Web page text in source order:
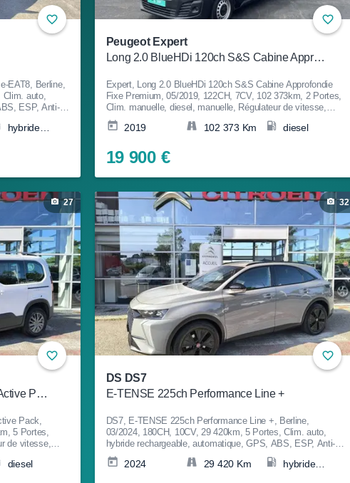
EAT8, Berline,
Clim. auto,
ESP, Anti-
Garantie 12
hybride
Peugeot Expert
Long 2.0 BlueHDi 120ch S&S Cabine Approfondie Fixe Premium
Expert, Long 2.0 BlueHDi 120ch S&S Cabine Approfondie
Fixe Premium, 05/2019, 122CH, 7CV, 102 373km, 2 Portes,
Clim. manuelle, diesel, manuelle, Régulateur de vitesse,
ABS, ESP, Anti-patinage, Fermeture centralisée, Bluetooth,
Couleur Noir, Garantie 8 mois, 19 900€
2019 102 373 Km diesel
19 900 €
27
1.5 BlueHDi 100ch S&S Standard Active Pack
Pack,
5 Portes,
de vitesse,
Fermeture
12 mois, 19
diesel
32
DS DS7
E-TENSE 225ch Performance Line +
DS7, E-TENSE 225ch Performance Line +, Berline,
03/2024, 180CH, 10CV, 29 420km, 5 Portes, Clim. auto,
hybride rechargeable, automatique, GPS, ABS, ESP, Anti-
patinage, Fermeture centralisée, Couleur Gris, Garantie 12
mois, 29 900€
2024 29 420 Km
hybride